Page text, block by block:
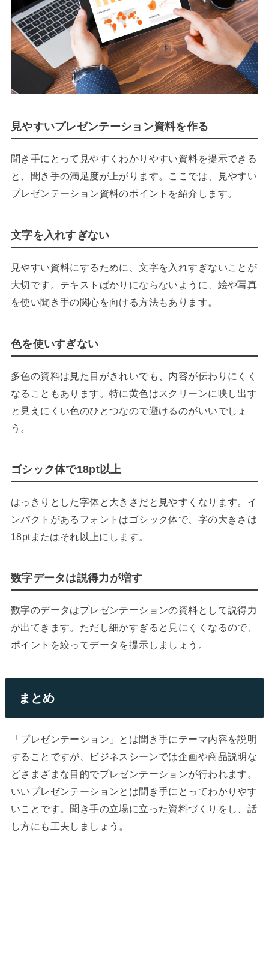
見やすいプレゼンテーション資料を作る
聞き手にとって見やすくわかりやすい資料を提示できる
と、聞き手の満足度が上がります。ここでは、見やすい
プレゼンテーション資料のポイントを紹介します。
文字を入れすぎない
見やすい資料にするために、文字を入れすぎないことが
大切です。テキストばかりにならないように、絵や写真
を使い聞き手の関心を向ける方法もあります。
色を使いすぎない
多色の資料は見た目がきれいでも、内容が伝わりにくく
なることもあります。特に黄色はスクリーンに映し出す
と見えにくい色のひとつなので避けるのがいいでしょ
う。
ゴシック体で18pt以上
はっきりとした字体と大きさだと見やすくなります。イ
ンパクトがあるフォントはゴシック体で、字の大きさは
18ptまたはそれ以上にします。
数字データは説得力が増す
数字のデータはプレゼンテーションの資料として説得力
が出てきます。ただし細かすぎると見にくくなるので、
ポイントを絞ってデータを提示しましょう。
まとめ
「プレゼンテーション」とは聞き手にテーマ内容を説明
することですが、ビジネスシーンでは企画や商品説明な
どさまざまな目的でプレゼンテーションが行われます。
いいプレゼンテーションとは聞き手にとってわかりやす
いことです。聞き手の立場に立った資料づくりをし、話
し方にも工夫しましょう。